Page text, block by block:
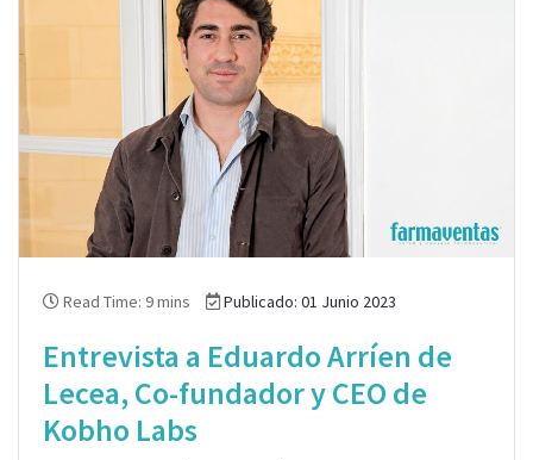
Read Time: 9 mins Publicado: 01 Junio 2023
Entrevista a Eduardo Arríen de
Lecea, Co-fundador y CEO de
Kobho Labs